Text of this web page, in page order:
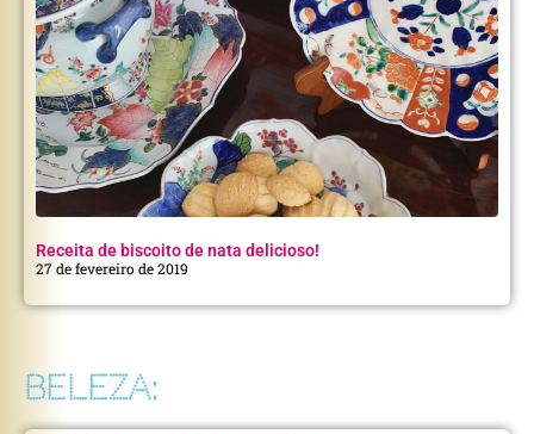
Receita de biscoito de nata delicioso!
27 de fevereiro de 2019
BELEZA: